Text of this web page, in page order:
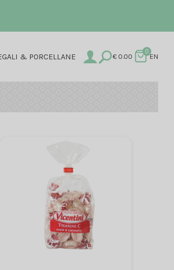
& PORCELLANE € 0.00
0
EN